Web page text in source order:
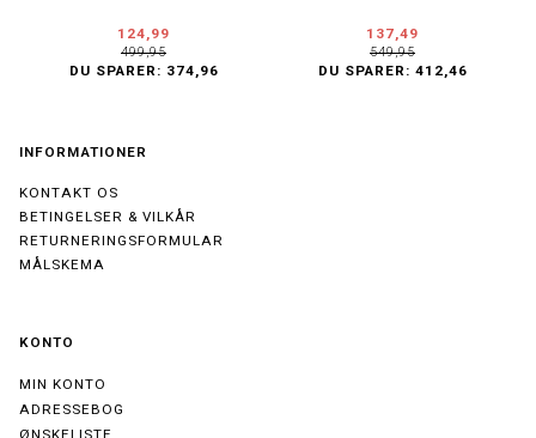
124,99
499,95
DU SPARER: 374,96
137,49
549,95
DU SPARER: 412,46
INFORMATIONER
KONTAKT OS
BETINGELSER & VILKÅR
RETURNERINGSFORMULAR
MÅLSKEMA
KONTO
MIN KONTO
ADRESSEBOG
ØNSKELISTE